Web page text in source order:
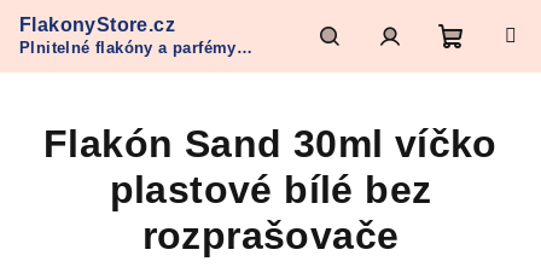
obsah
FlakonyStore.cz
Plnitelné flakóny a parfémy
Refan
HledatPřihlášeníNákupní
košík
Flakón Sand 30ml víčko
plastové bílé bez
rozprašovače